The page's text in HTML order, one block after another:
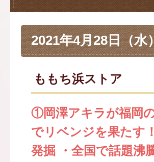
2021年4月28日（水
ももち浜ストア
①岡澤アキラが福岡
でリベンジを果たす
発掘 ・全国で話題沸